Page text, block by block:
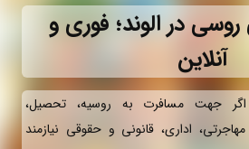
در الوند؛ فوری و
آنلاین
اگر جهت مسافرت به روسیه، تحصیل،
مهاجرتی، اداری، قانونی و حقوقی نیازمند